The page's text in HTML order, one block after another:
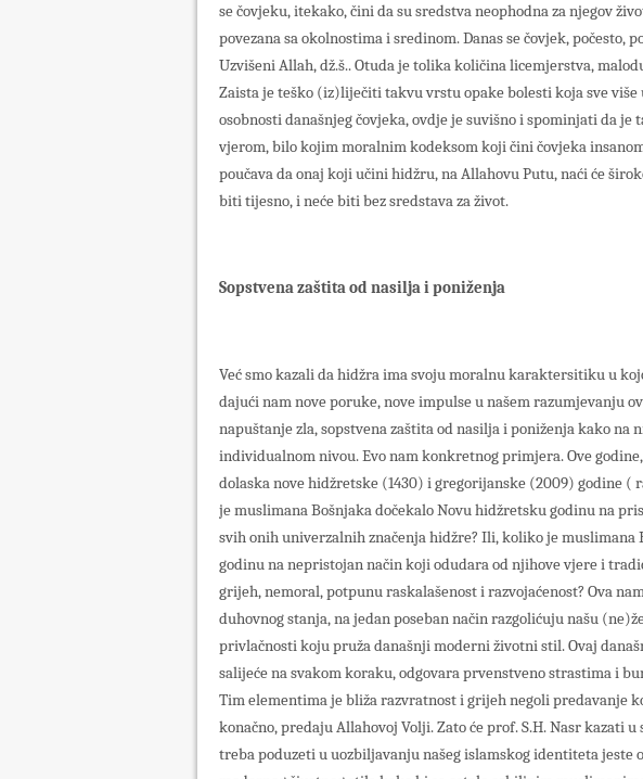
se čovjeku, itekako, čini da su sredstva neophodna za njegov
povezana sa okolnostima i sredinom. Danas se čovjek, počesto,
Uzvišeni Allah, dž.š.. Otuda je tolika količina licemjerstva,
Zaista je teško (iz)liječiti takvu vrstu opake bolesti koja sve
osobnosti današnjeg čovjeka, ovdje je suvišno i spominjati da je
vjerom, bilo kojim moralnim kodeksom koji čini čovjeka
poučava da onaj koji učini hidžru, na Allahovu Putu, naći će
biti tijesno, i neće biti bez sredstava za život.
Sopstvena zaštita od nasilja i poniženja
Već smo kazali da hidžra ima svoju moralnu karaktersitiku u
dajući nam nove poruke, nove impulse u našem razumjevanju
napuštanje zla, sopstvena zaštita od nasilja i poniženja kako
individualnom nivou. Evo nam konkretnog primjera. Ove
dolaska nove hidžretske (1430) i gregorijanske (2009) godine (
je muslimana Bošnjaka dočekalo Novu hidžretsku godinu na
svih onih univerzalnih značenja hidžre? Ili, koliko je muslimana
godinu na nepristojan način koji odudara od njihove vjere i
grijeh, nemoral, potpunu raskalašenost i razvojaćenost? Ova
duhovnog stanja, na jedan poseban način razgolićuju našu
privlačnosti koju pruža današnji moderni životni stil. Ovaj
salijeće na svakom koraku, odgovara prvenstveno strastima i
Tim elementima je bliža razvratnost i grijeh negoli predavanje
konačno, predaju Allahovoj Volji. Zato će prof. S.H. Nasr kazati
treba poduzeti u uozbiljavanju našeg islamskog identiteta jeste